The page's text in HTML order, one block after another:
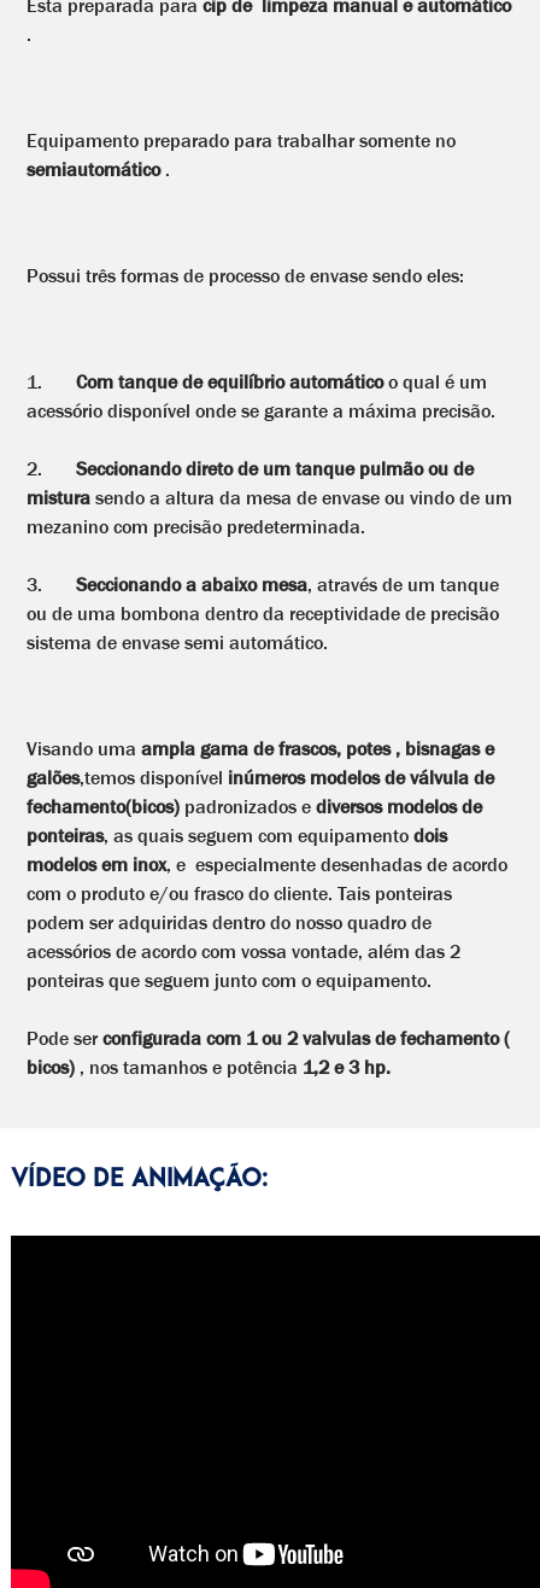
Esta preparada paracip de limpeza manual e automático
.
Equipamento preparado para trabalhar somente no
semiautomático.
Possui três formas de processo de envase sendo eles:
1. Com tanque de equilíbrio automáticoo qual é um
acessório disponível onde se garante a máxima precisão.
2.Seccionando direto de um tanque pulmão ou de
mistura sendo a altura da mesa de envase ou vindo de um
mezanino com precisão predeterminada.
3.Seccionando a abaixo mesa, através de um tanque
ou de uma bombona dentro da receptividade de precisão
sistema de envase semi automático.
Visando uma ampla gama de frascos, potes , bisnagas e
galões,temos disponível inúmeros modelos de válvula de
fechamento(bicos) padronizados ediversos modelos de
ponteiras, as quais seguem com equipamentodois
modelos em inox, e especialmente desenhadas de acordo
com o produto e/ou frasco do cliente. Tais ponteiras
podem ser adquiridas dentro do nosso quadro de
acessórios de acordo com vossa vontade, além das 2
ponteiras que seguem junto com o equipamento.
Pode serconfigurada com 1 ou 2 valvulas de fechamento (
bicos) , nos tamanhos e potência 1,2 e 3 hp.
Vídeo de Animação: